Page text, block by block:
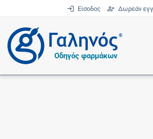
Είσοδος Δωρεάν
®
Οδηγός φαρμάκων